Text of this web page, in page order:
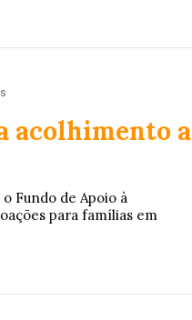
acolhimento a
Fundo de Apoio à
para famílias em